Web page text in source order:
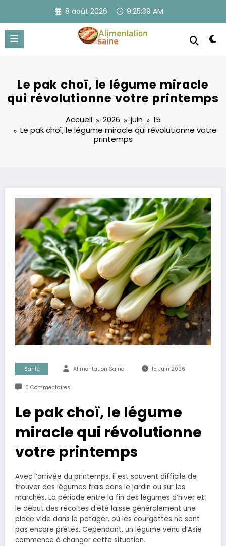
contenu
8 août 2026 9:25:39 AM
Le pak choï, le légume miracle
qui révolutionne votre printemps
Accueil 2026 juin
15
Le pak choï, le légume miracle qui révolutionne votre
printemps
Santé Alimentation Saine 15 Juin 2026
0 Commentaires
Le pak choï, le légume
miracle qui révolutionne
votre printemps
Avec l’arrivée du printemps, il est souvent difficile de
trouver des légumes frais dans le jardin ou sur les
marchés. La période entre la fin des légumes d’hiver et
le début des récoltes d’été laisse généralement une
place vide dans le potager, où les courgettes ne sont
pas encore prêtes. Cependant, un légume venu d’Asie
commence à changer cette situation.